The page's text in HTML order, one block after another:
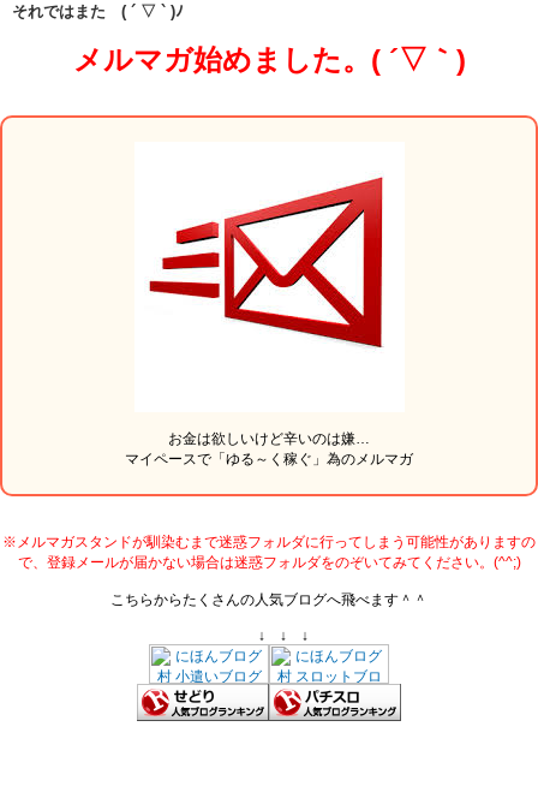
それではまた ( ´ ▽ ` )ﾉ
メルマガ始めました。( ´▽｀)
お金は欲しいけど辛いのは嫌…
マイペースで「ゆる～く稼ぐ」為のメルマガ
※メルマガスタンドが馴染むまで迷惑フォルダに行ってしまう可能性がありますの
で、登録メールが届かない場合は迷惑フォルダをのぞいてみてください。(^^;)
こちらからたくさんの人気ブログへ飛べます＾＾
↓ ↓ ↓